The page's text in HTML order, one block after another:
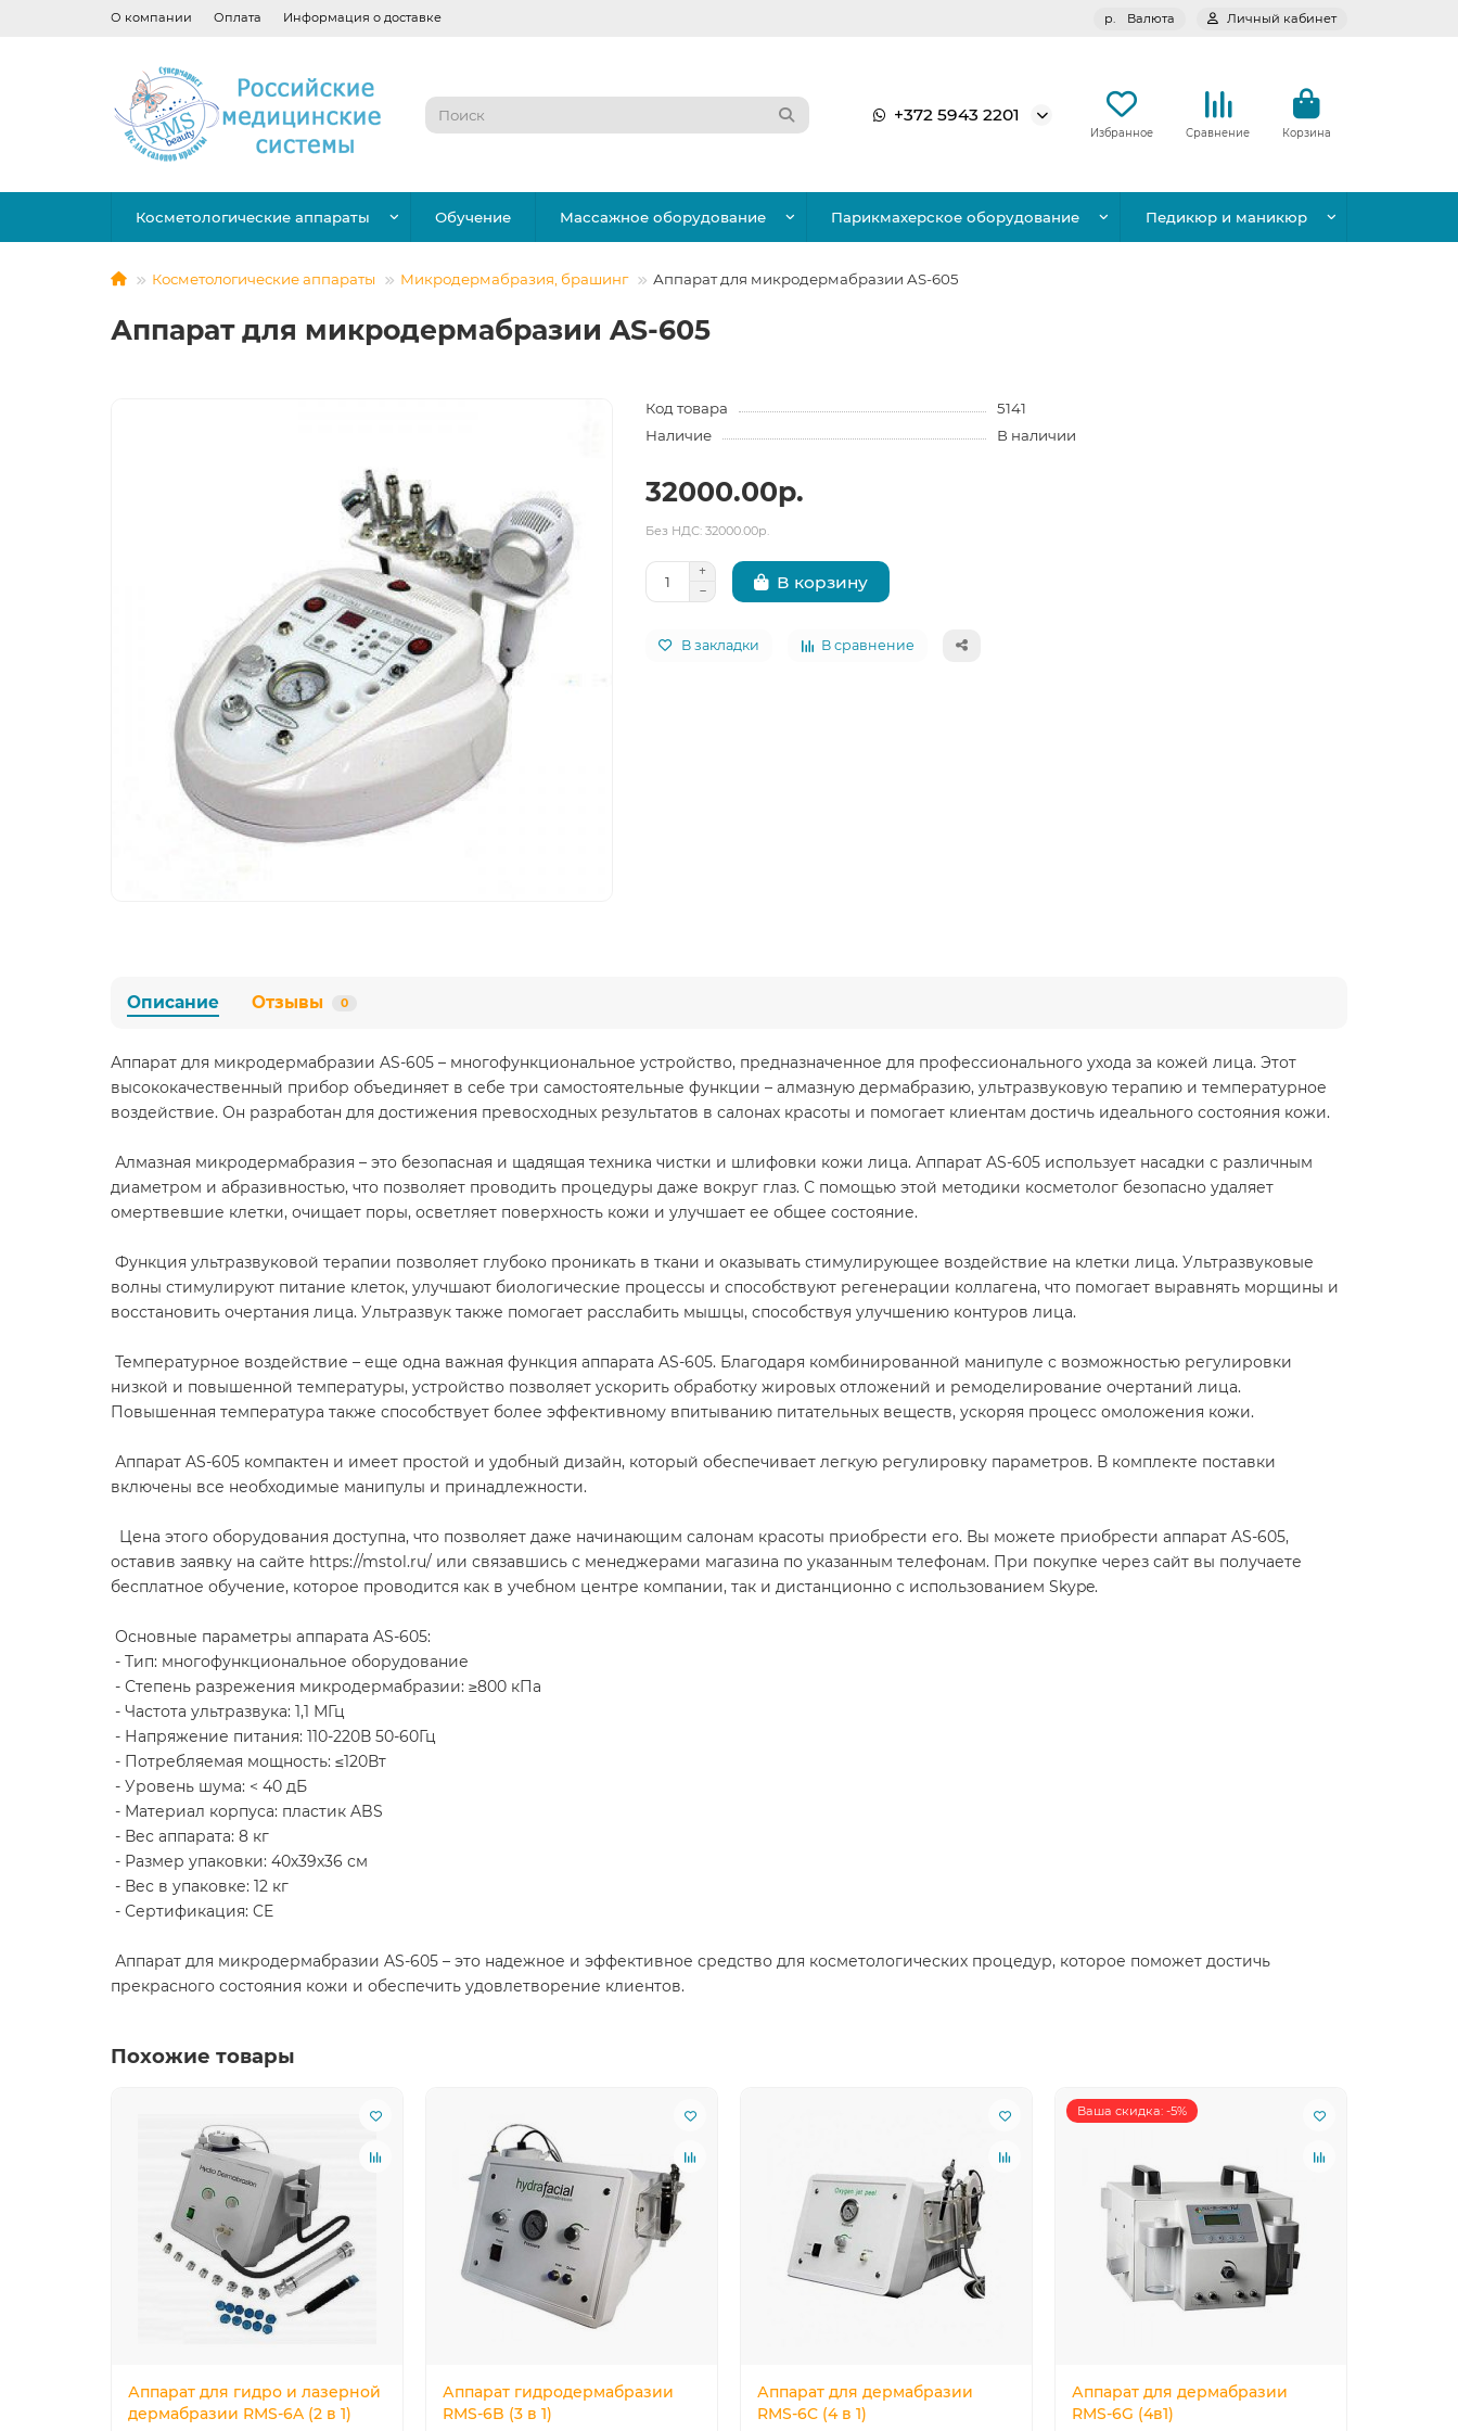
О компании Оплата Информация о доставке р. Валюта Личный кабинет
+372 5943 2201
Избранное Сравнение Корзина
Косметологические аппараты Обучение Массажное оборудование Парикмахерское оборудование Педикюр и маникюр
Косметологические аппараты Микродермабразия, брашинг Аппарат для микродермабразии AS-605
Аппарат для микродермабразии AS-605
Код товара
5141
Наличие
В наличии
32000.00р.
Без НДС: 32000.00р.
В корзину
В закладки В сравнение
Описание Отзывы 0
Аппарат для микродермабразии AS-605 – многофункциональное устройство, предназначенное для профессионального ухода за кожей лица. Этот
высококачественный прибор объединяет в себе три самостоятельные функции – алмазную дермабразию, ультразвуковую терапию и температурное
воздействие. Он разработан для достижения превосходных результатов в салонах красоты и помогает клиентам достичь идеального состояния кожи.
Алмазная микродермабразия – это безопасная и щадящая техника чистки и шлифовки кожи лица. Аппарат AS-605 использует насадки с различным
диаметром и абразивностью, что позволяет проводить процедуры даже вокруг глаз. С помощью этой методики косметолог безопасно удаляет
омертвевшие клетки, очищает поры, осветляет поверхность кожи и улучшает ее общее состояние.
Функция ультразвуковой терапии позволяет глубоко проникать в ткани и оказывать стимулирующее воздействие на клетки лица. Ультразвуковые
волны стимулируют питание клеток, улучшают биологические процессы и способствуют регенерации коллагена, что помогает выравнять морщины и
восстановить очертания лица. Ультразвук также помогает расслабить мышцы, способствуя улучшению контуров лица.
Температурное воздействие – еще одна важная функция аппарата AS-605. Благодаря комбинированной манипуле с возможностью регулировки
низкой и повышенной температуры, устройство позволяет ускорить обработку жировых отложений и ремоделирование очертаний лица.
Повышенная температура также способствует более эффективному впитыванию питательных веществ, ускоряя процесс омоложения кожи.
Аппарат AS-605 компактен и имеет простой и удобный дизайн, который обеспечивает легкую регулировку параметров. В комплекте поставки
включены все необходимые манипулы и принадлежности.
Цена этого оборудования доступна, что позволяет даже начинающим салонам красоты приобрести его. Вы можете приобрести аппарат AS-605,
оставив заявку на сайте https://mstol.ru/ или связавшись с менеджерами магазина по указанным телефонам. При покупке через сайт вы получаете
бесплатное обучение, которое проводится как в учебном центре компании, так и дистанционно с использованием Skype.
Основные параметры аппарата AS-605:
- Тип: многофункциональное оборудование
- Степень разрежения микродермабразии: ≥800 кПа
- Частота ультразвука: 1,1 МГц
- Напряжение питания: 110-220В 50-60Гц
- Потребляемая мощность: ≤120Вт
- Уровень шума: < 40 дБ
- Материал корпуса: пластик ABS
- Вес аппарата: 8 кг
- Размер упаковки: 40х39х36 см
- Вес в упаковке: 12 кг
- Сертификация: CE
Аппарат для микродермабразии AS-605 – это надежное и эффективное средство для косметологических процедур, которое поможет достичь
прекрасного состояния кожи и обеспечить удовлетворение клиентов.
Похожие товары
Аппарат для гидро и лазерной
дермабразии RMS-6A (2 в 1)
Аппарат гидродермабразии
RMS-6B (3 в 1)
Аппарат для дермабразии
RMS-6C (4 в 1)
Ваша скидка: -5%
Аппарат для дермабразии
RMS-6G (4в1)